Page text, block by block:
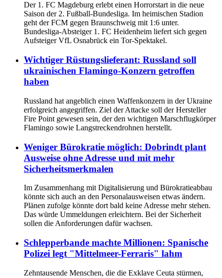
Der 1. FC Magdeburg erlebt einen Horrorstart in die neue
Saison der 2. Fußball-Bundesliga. Im heimischen Stadion
geht der FCM gegen Braunschweig mit 1:6 unter.
Bundesliga-Absteiger 1. FC Heidenheim liefert sich gegen
Aufsteiger VfL Osnabrück ein Tor-Spektakel.
Wichtiger Rüstungslieferant: Russland soll
ukrainischen Flamingo-Konzern getroffen
haben
Russland hat angeblich einen Waffenkonzern in der Ukraine
erfolgreich angegriffen. Ziel der Attacke soll der Hersteller
Fire Point gewesen sein, der den wichtigen Marschflugkörper
Flamingo sowie Langstreckendrohnen herstellt.
Weniger Bürokratie möglich: Dobrindt plant
Ausweise ohne Adresse und mit mehr
Sicherheitsmerkmalen
Im Zusammenhang mit Digitalisierung und Bürokratieabbau
könnte sich auch an den Personalausweisen etwas ändern.
Plänen zufolge könnte dort bald keine Adresse mehr stehen.
Das würde Ummeldungen erleichtern. Bei der Sicherheit
sollen die Anforderungen dafür wachsen.
Schlepperbande machte Millionen: Spanische
Polizei legt "Mittelmeer-Ferraris" lahm
Zehntausende Menschen, die die Exklave Ceuta stürmen,